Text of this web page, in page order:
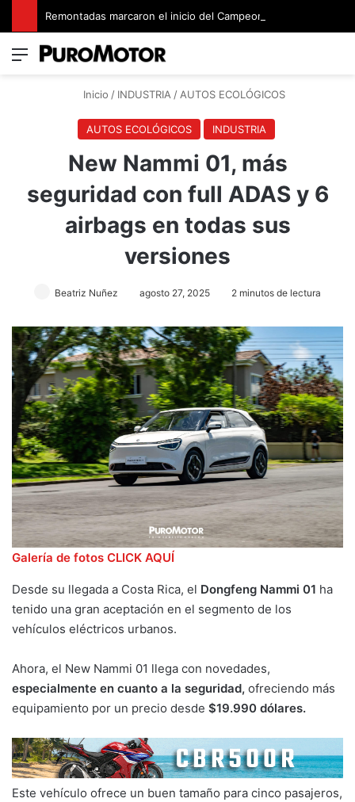
Menú
Inicio / INDUSTRIA/AUTOS ECOLÓGICOS
AUTOS ECOLÓGICOS INDUSTRIA
New Nammi 01, más
seguridad con full ADAS y 6
airbags en todas sus
versiones
Beatriz Nuñez agosto 27, 2025 2 minutos de lectura
Galería de fotos CLICK AQUÍ
Desde su llegada a Costa Rica, el Dongfeng Nammi 01 ha
tenido una gran aceptación en el segmento de los
vehículos eléctricos urbanos.
Ahora, el New Nammi 01 llega con novedades,
especialmente en cuanto a la seguridad, ofreciendo más
equipamiento por un precio desde $19.990 dólares.
Este vehículo ofrece un buen tamaño para cinco pasajeros,